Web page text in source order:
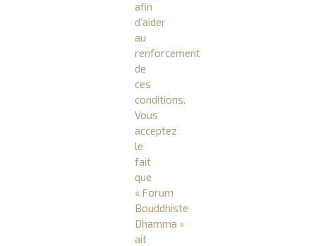
afin
d’aider
au
renforcement
de
ces
conditions.
Vous
acceptez
le
fait
que
« Forum
Bouddhiste
Dhamma »
ait